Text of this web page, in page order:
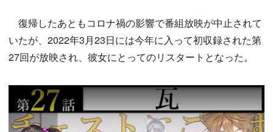
復帰したあともコロナ禍の影響で番組放映が中止されて
いたが、2022年3月23日には今年に入って初収録された第
27回が放映され、彼女にとってのリスタートとなった。